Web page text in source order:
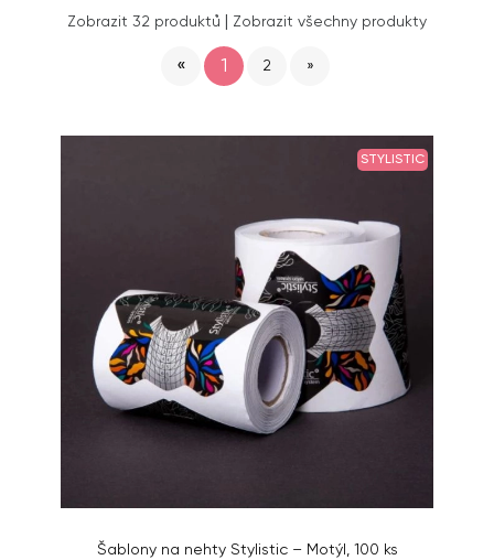
Zobrazit 32 produktů Zobrazit všechny produkty
« 1 2 »
STYLISTIC
Šablony na nehty Stylistic – Motýl, 100 ks